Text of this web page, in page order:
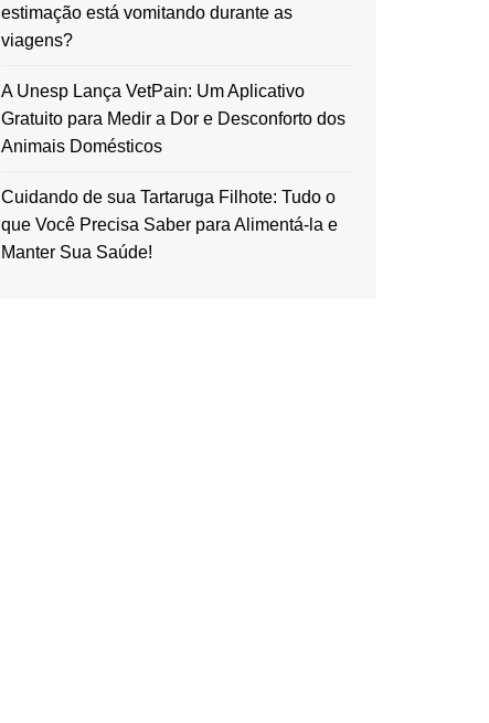
estimação está vomitando durante as
viagens?
A Unesp Lança VetPain: Um Aplicativo
Gratuito para Medir a Dor e Desconforto dos
Animais Domésticos
Cuidando de sua Tartaruga Filhote: Tudo o
que Você Precisa Saber para Alimentá-la e
Manter Sua Saúde!